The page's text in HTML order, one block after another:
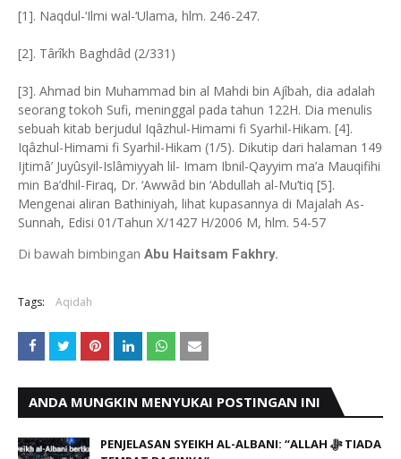
[1]. Naqdul-‘Ilmi wal-‘Ulama, hlm. 246-247.
[2]. Târîkh Baghdâd (2/331)
[3]. Ahmad bin Muhammad bin al Mahdi bin Ajîbah, dia adalah
seorang tokoh Sufi, meninggal pada tahun 122H. Dia menulis
sebuah kitab berjudul Iqâzhul-Himami fi Syarhil-Hikam. [4].
Iqâzhul-Himami fi Syarhil-Hikam (1/5). Dikutip dari halaman 149
Ijtimâ’ Juyûsyil-Islâmiyyah lil- Imam Ibnil-Qayyim ma’a Mauqifihi
min Ba’dhil-Firaq, Dr. ‘Awwâd bin ‘Abdullah al-Mu’tiq [5].
Mengenai aliran Bathiniyah, lihat kupasannya di Majalah As-
Sunnah, Edisi 01/Tahun X/1427 H/2006 M, hlm. 54-57
Di bawah bimbingan Abu Haitsam Fakhry.
Tags: Aqidah
ANDA MUNGKIN MENYUKAI POSTINGAN INI
PENJELASAN SYEIKH AL-ALBANI: “ALLAH ﷻ TIADA